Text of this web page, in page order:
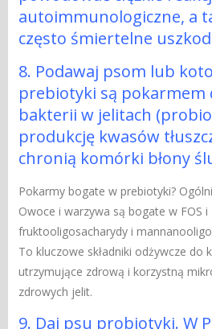
autoimmunologiczne, a
często śmiertelne
8. Podawaj psom lub
prebiotyki są pokarmem
bakterii w jelitach
produkcję kwasów
chronią komórki błony
Pokarmy bogate w prebiotyki?
Owoce i warzywa są bogate w FOS i
fruktooligosacharydy i
To kluczowe składniki odżywcze do
utrzymujące zdrową i korzystną
zdrowych jelit.
9. Daj psu probiotyki. W